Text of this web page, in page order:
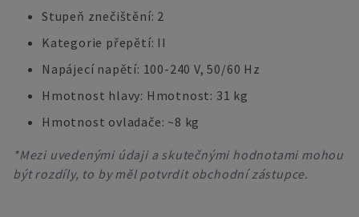
Stupeň znečištění: 2
Kategorie přepětí: II
Napájecí napětí: 100-240 V, 50/60 Hz
Hmotnost hlavy: Hmotnost: 31 kg
Hmotnost ovladače: ~8 kg
*Mezi uvedenými údaji a skutečnými hodnotami mohou
být rozdíly, to by měl potvrdit obchodní zástupce.